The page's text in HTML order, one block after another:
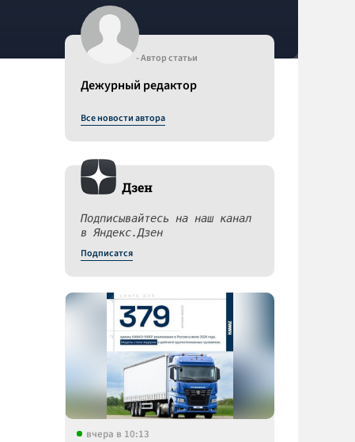
- Автор статьи
Дежурный редактор
Все новости автора
Дзен
Подписывайтесь на наш канал
в Яндекс.Дзен
Подписатся
вчера в 10:13